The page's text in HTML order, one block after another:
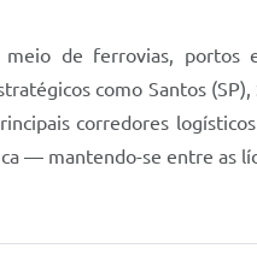
de ferrovias,
como Santos
corredores
— mantendo-se entre as